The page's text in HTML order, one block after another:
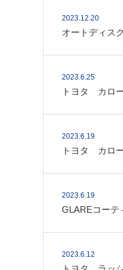
2023.12.20
オートディス
2023.6.25
トヨタ カロ
2023.6.19
トヨタ カロ
2023.6.19
GLAREコーテ
2023.6.12